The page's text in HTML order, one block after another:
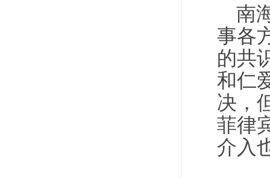
南
事各
的共
和仁
决，
菲律
介入